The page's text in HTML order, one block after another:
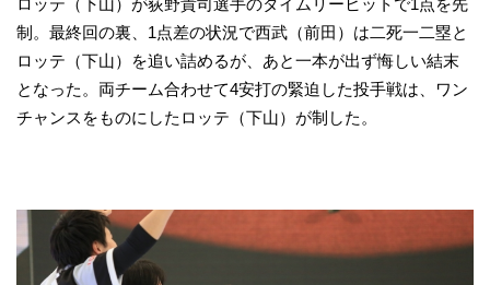
ロッテ（下山）が荻野貴司選手のタイムリーヒットで1点を先
制。最終回の裏、1点差の状況で西武（前田）は二死一二塁と
ロッテ（下山）を追い詰めるが、あと一本が出ず悔しい結末
となった。両チーム合わせて4安打の緊迫した投手戦は、ワン
チャンスをものにしたロッテ（下山）が制した。